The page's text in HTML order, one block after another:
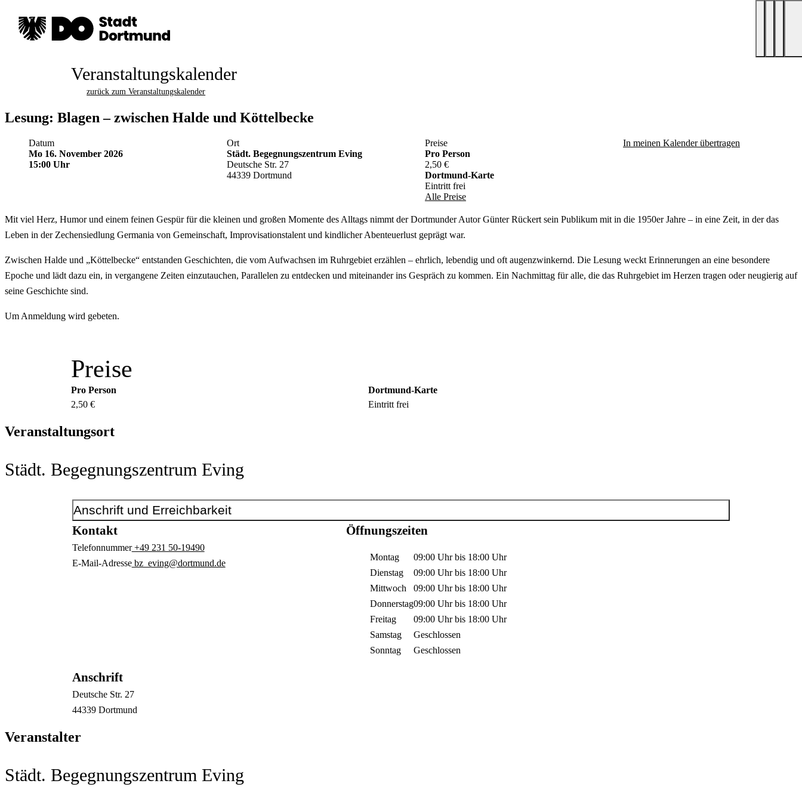
Veranstaltungskalender
zurück zum Veranstaltungskalender
Lesung: Blagen – zwischen Halde und Köttelbecke
Datum
Mo 16. November 2026
15:00 Uhr
Ort
Städt. Begegnungszentrum Eving
Deutsche Str. 27
44339 Dortmund
Preise
Pro Person
2,50 €
Dortmund-Karte
Eintritt frei
Alle Preise
In meinen Kalender übertragen
Mit viel Herz, Humor und einem feinen Gespür für die kleinen und großen Momente des Alltags nimmt der Dortmunder Autor Günter Rückert sein Publikum mit in die 1950er Jahre – in eine Zeit, in der das
Leben in der Zechensiedlung Germania von Gemeinschaft, Improvisationstalent und kindlicher Abenteuerlust geprägt war.
Zwischen Halde und „Köttelbecke“ entstanden Geschichten, die vom Aufwachsen im Ruhrgebiet erzählen – ehrlich, lebendig und oft augenzwinkernd. Die Lesung weckt Erinnerungen an eine besondere
Epoche und lädt dazu ein, in vergangene Zeiten einzutauchen, Parallelen zu entdecken und miteinander ins Gespräch zu kommen. Ein Nachmittag für alle, die das Ruhrgebiet im Herzen tragen oder neugierig auf
seine Geschichte sind.
Um Anmeldung wird gebeten.
Preise
Pro Person
2,50 €
Dortmund-Karte
Eintritt frei
Veranstaltungsort
Städt. Begegnungszentrum Eving
Anschrift und Erreichbarkeit
Kontakt
Telefonnummer+49 231 50-19490
E-Mail-Adressebz_eving@dortmund.de
Anschrift
Deutsche Str. 27
44339 Dortmund
Öffnungszeiten
Montag 09:00 Uhrbis 18:00 Uhr
Dienstag
09:00 Uhrbis 18:00 Uhr
Mittwoch
09:00 Uhrbis 18:00 Uhr
Donnerstag09:00 Uhrbis 18:00 Uhr
Freitag
09:00 Uhrbis 18:00 Uhr
Samstag
Geschlossen
Sonntag
Geschlossen
Veranstalter
Städt. Begegnungszentrum Eving